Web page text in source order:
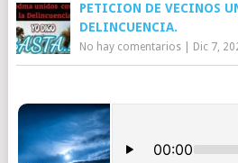
PETICION DE VECINOS
DELINCUENCIA.
No hay comentarios| Dic 7,